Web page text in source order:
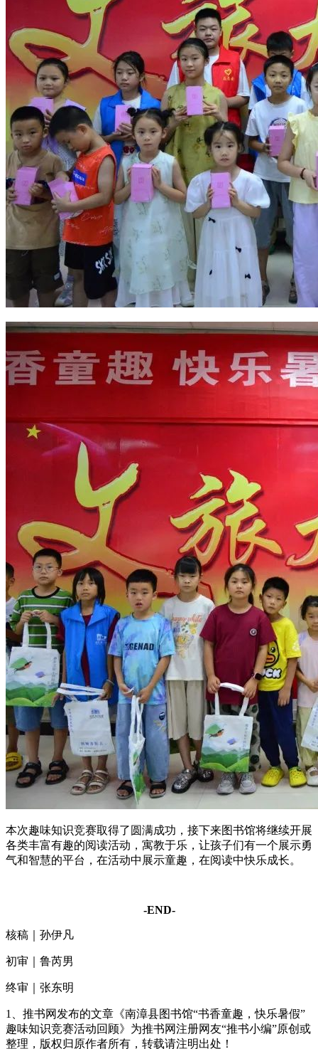
本次趣味知识竞赛取得了圆满成功，接下来图书馆将继续开展
各类丰富有趣的阅读活动，寓教于乐，让孩子们有一个展示勇
气和智慧的平台，在活动中展示童趣，在阅读中快乐成长。
-END-
核稿｜孙伊凡
初审｜鲁芮男
终审｜张东明
1、推书网发布的文章《南漳县图书馆“书香童趣，快乐暑假”
趣味知识竞赛活动回顾》为推书网注册网友“推书小编”原创或
整理，版权归原作者所有，转载请注明出处！